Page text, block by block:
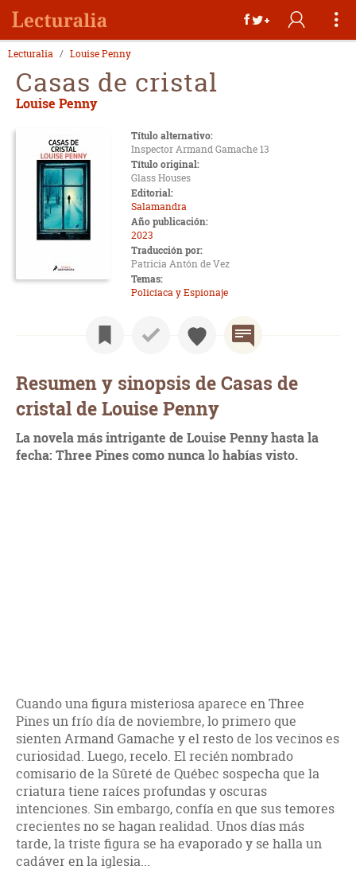
Lecturalia Louise Penny
Casas de cristal
Louise Penny
Título alternativo:
Inspector Armand Gamache 13
Título original:
Glass Houses
Editorial:
Salamandra
Año publicación:
2023
Traducción por:
Patricia Antón de Vez
Temas:
Policíaca y Espionaje
Resumen y sinopsis de Casas de
cristal de Louise Penny
La novela más intrigante de Louise Penny hasta la
fecha: Three Pines como nunca lo habías visto.
Cuando una figura misteriosa aparece en Three
Pines un frío día de noviembre, lo primero que
sienten Armand Gamache y el resto de los vecinos es
curiosidad. Luego, recelo. El recién nombrado
comisario de la Sûreté de Québec sospecha que la
criatura tiene raíces profundas y oscuras
intenciones. Sin embargo, confía en que sus temores
crecientes no se hagan realidad. Unos días más
tarde, la triste figura se ha evaporado y se halla un
cadáver en la iglesia...